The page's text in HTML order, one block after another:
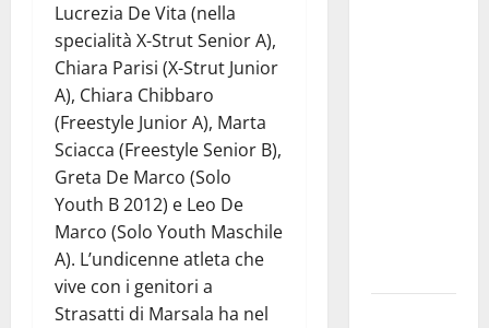
Lucrezia De Vita (nella
specialità X-Strut Senior A),
Chiara Parisi (X-Strut Junior
A), Chiara Chibbaro
(Freestyle Junior A), Marta
Sciacca (Freestyle Senior B),
Greta De Marco (Solo
Youth B 2012) e Leo De
Marco (Solo Youth Maschile
A). L’undicenne atleta che
vive con i genitori a
Strasatti di Marsala ha nel